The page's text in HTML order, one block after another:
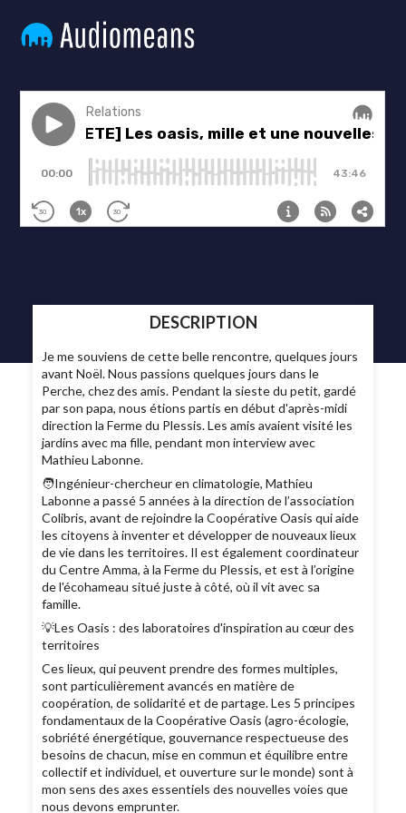
DESCRIPTION
Je me souviens de cette belle rencontre, quelques jours
avant Noël. Nous passions quelques jours dans le
Perche, chez des amis. Pendant la sieste du petit, gardé
par son papa, nous étions partis en début d'après-midi
direction la Ferme du Plessis. Les amis avaient visité les
jardins avec ma fille, pendant mon interview avec
Mathieu Labonne.
🧑Ingénieur-chercheur en climatologie, Mathieu
Labonne a passé 5 années à la direction de l’association
Colibris, avant de rejoindre la Coopérative Oasis qui aide
les citoyens à inventer et développer de nouveaux lieux
de vie dans les territoires. Il est également coordinateur
du Centre Amma, à la Ferme du Plessis, et est à l’origine
de l'écohameau situé juste à côté, où il vit avec sa
famille.
💡Les Oasis : des laboratoires d'inspiration au cœur des
territoires
Ces lieux, qui peuvent prendre des formes multiples,
sont particulièrement avancés en matière de
coopération, de solidarité et de partage. Les 5 principes
fondamentaux de la Coopérative Oasis (agro-écologie,
sobriété énergétique, gouvernance respectueuse des
besoins de chacun, mise en commun et équilibre entre
collectif et individuel, et ouverture sur le monde) sont à
mon sens des axes essentiels des nouvelles voies que
nous devons emprunter.